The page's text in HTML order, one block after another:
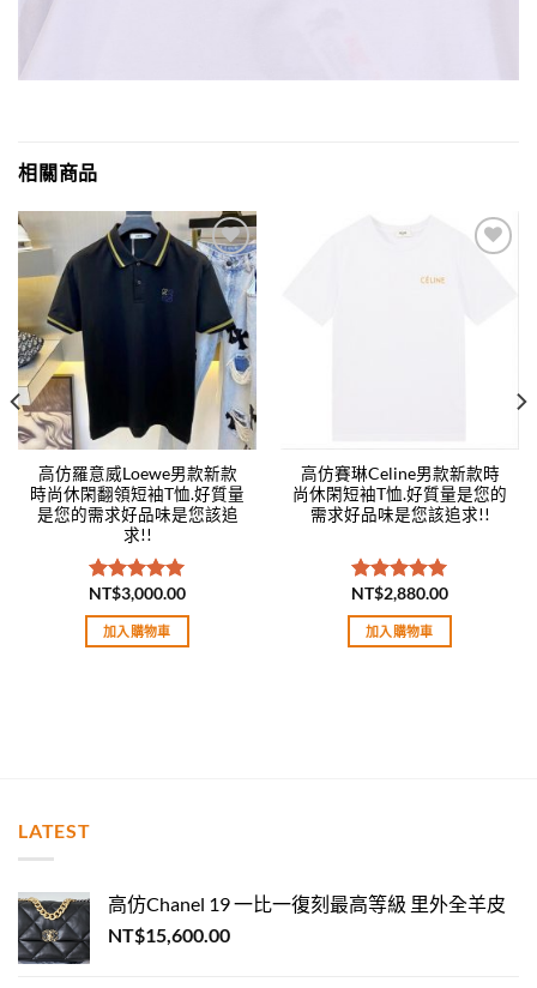
相關商品
Add to
wishlist
高仿羅意威Loewe男款新款
時尚休閑翻領短袖T恤.好質量
是您的需求好品味是您該追
求!!
評分5.00
滿分 5
NT$3,000.00
加入購物車
高仿賽琳Celine男款新款時
尚休閑短袖T恤.好質量是您的
需求好品味是您該追求!!
評分5.00
滿分 5
NT$2,880.00
加入購物車
LATEST
高仿Chanel 19 一比一復刻最高等級 里外全羊皮
NT$15,600.00